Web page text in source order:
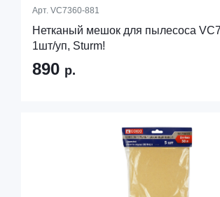
Арт. VC7360-881
Нетканый мешок для пылесоса
1шт/уп, Sturm!
890 р.